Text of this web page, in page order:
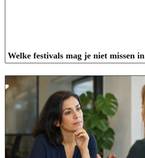
Welke festivals mag je niet missen